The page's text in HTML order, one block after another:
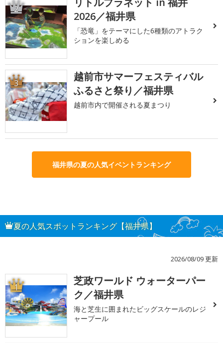
2
2026／福井県
「恐竜」をテーマにした6種類のアトラク
ションを楽しめる
3
越前市サマーフェスティバル
ふるさと祭り／福井県
越前市内で開催される夏まつり
福井県の夏の人気イベントランキング
夏の人気スポットランキング【福井県】
2026/08/09 更新
1
芝政ワールド ウォーターパー
ク／福井県
海と芝生に囲まれたビッグスケールのレジ
ャープール